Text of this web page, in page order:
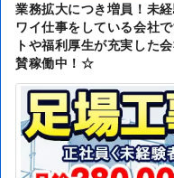
業務拡大につき増員！未
ワイ仕事をしている会社
トや福利厚生が充実し
賛稼働中！☆